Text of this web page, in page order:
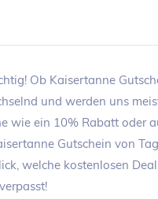
Ob Kaisertanne
und werden uns
wie ein 10% Rabatt oder
Gutschein von
welche kostenlosen